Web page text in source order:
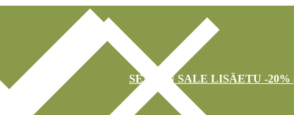
SEASON SALE LISÄETU -